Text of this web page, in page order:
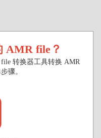
AMR file？
转换器工具转换 AMR
骤。